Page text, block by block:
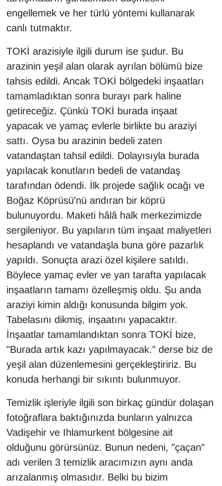
engellemek ve her türlü yöntemi kullanarak
canlı tutmaktır.
TOKİ arazisiyle ilgili durum ise şudur. Bu
arazinin yeşil alan olarak ayrılan bölümü bize
tahsis edildi. Ancak TOKİ bölgedeki inşaatları
tamamladıktan sonra burayı park haline
getireceğiz. Çünkü TOKİ burada inşaat
yapacak ve yamaç evlerle birlikte bu araziyi
sattı. Oysa bu arazinin bedeli zaten
vatandaştan tahsil edildi. Dolayısıyla burada
yapılacak konutların bedeli de vatandaş
tarafından ödendi. İlk projede sağlık ocağı ve
Boğaz Köprüsü'nü andıran bir köprü
bulunuyordu. Maketi hâlâ halk merkezimizde
sergileniyor. Bu yapıların tüm inşaat maliyetleri
hesaplandı ve vatandaşla buna göre pazarlık
yapıldı. Sonuçta arazi özel kişilere satıldı.
Böylece yamaç evler ve yan tarafta yapılacak
inşaatların tamamı özelleşmiş oldu. Şu anda
araziyi kimin aldığı konusunda bilgim yok.
Tabelasını dikmiş, inşaatını yapacaktır.
İnşaatlar tamamlandıktan sonra TOKİ bize,
"Burada artık kazı yapılmayacak." derse biz de
yeşil alan düzenlemesini gerçekleştiririz. Bu
konuda herhangi bir sıkıntı bulunmuyor.
Temizlik işleriyle ilgili son birkaç gündür dolaşan
fotoğraflara baktığınızda bunların yalnızca
Vadişehir ve Ihlamurkent bölgesine ait
olduğunu görürsünüz. Bunun nedeni, "çaçan"
adı verilen 3 temizlik aracımızın aynı anda
arızalanmış olmasıdır. Belki bu bizim